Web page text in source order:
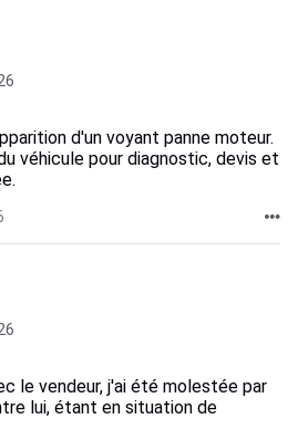
d'un voyant panne moteur.
véhicule pour diagnostic, devis et
le vendeur, j'ai été molestée par
lui, étant en situation de